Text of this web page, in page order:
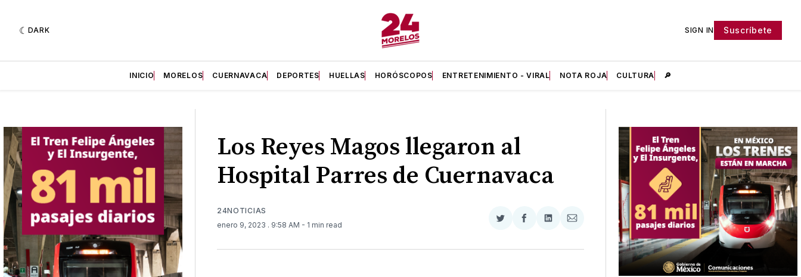
DARK SIGN IN Suscríbete
INICIO MORELOS CUERNAVACA DEPORTES HUELLAS HORÓSCOPOS ENTRETENIMIENTO - VIRAL NOTA ROJA CULTURA 🔎
Los Reyes Magos llegaron al
Hospital Parres de Cuernavaca
24NOTICIAS
enero 9, 2023 . 9:58 AM - 1 min read
Compartir
Twitter
Compartir
Facebook
Compartir
LinkedIn
Compartir
Email